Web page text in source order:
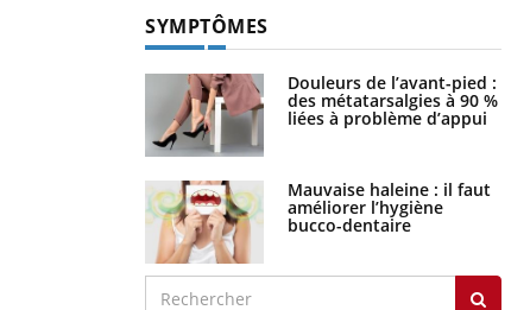
SYMPTÔMES
Douleurs de l’avant-pied :
des métatarsalgies à 90 %
liées à problème d’appui
Mauvaise haleine : il faut
améliorer l’hygiène
bucco-dentaire